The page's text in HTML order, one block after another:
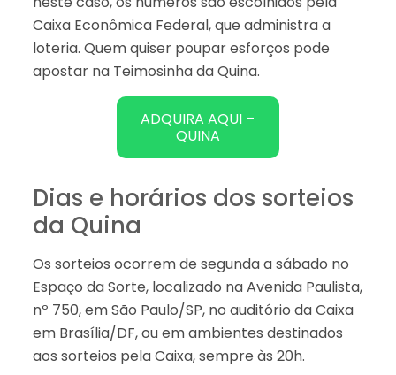
Caixa Econômica Federal, que administra a
loteria. Quem quiser poupar esforços pode
apostar na Teimosinha da Quina.
ADQUIRA AQUI –
QUINA
Dias e horários dos sorteios
da Quina
Os sorteios ocorrem de segunda a sábado no
Espaço da Sorte, localizado na Avenida Paulista,
nº 750, em São Paulo/SP, no auditório da Caixa
em Brasília/DF, ou em ambientes destinados
aos sorteios pela Caixa, sempre às 20h.